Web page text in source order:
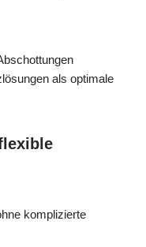
als optimale
komplizierte